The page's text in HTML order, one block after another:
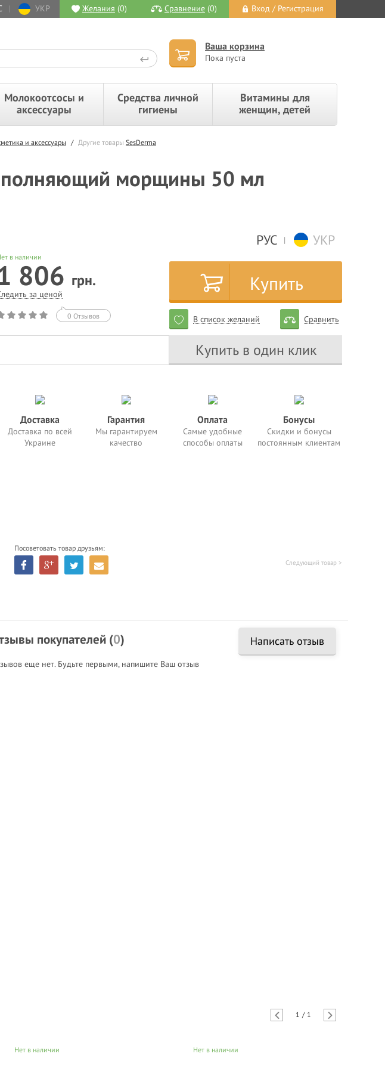
| УКР Желания (0) Сравнение (0) Вход / Регистрация
Ваша корзина
Пока пуста
Молокоотсосы и
аксессуары
Средства личной
гигиены
Витамины для
женщин, детей
и аксессуары / Другие товары SesDerma
морщины 50 мл
РУС | УКР
в наличии
806 грн.
за ценой
0 Отзывов
Купить
В список желаний Сравнить
Купить в один клик
Доставка
Доставка по всей
Украине
Гарантия
Мы гарантируем
качество
Оплата
Самые удобные
способы оплаты
Бонусы
Скидки и бонусы
постоянным клиентам
Посоветовать товар друзьям:
Следующий товар >
Написать отзыв
покупателей (0)
еще нет. Будьте первыми, напишите Ваш отзыв
1 / 1
Нет в наличии Нет в наличии